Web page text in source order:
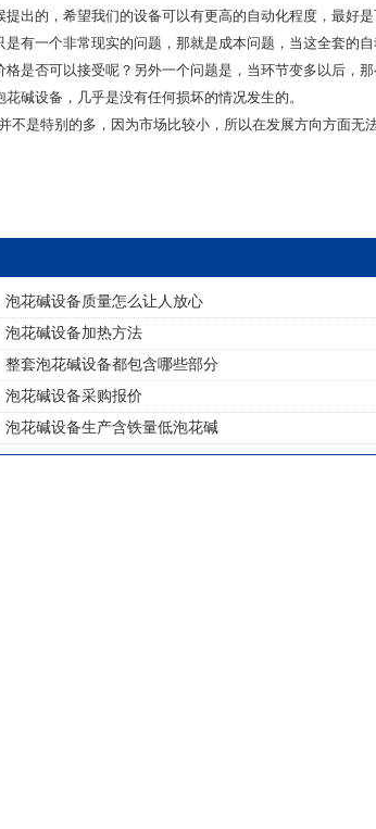
出的，希望我们的设备可以有更高的自动化程度，最好
有一个非常现实的问题，那就是成本问题，当这全套的自
是否可以接受呢？另外一个问题是，当环节变多以后，
碱设备，几乎是没有任何损坏的情况发生的。
是特别的多，因为市场比较小，所以在发展方向方面无
泡花碱设备质量怎么让人放心
泡花碱设备加热方法
整套泡花碱设备都包含哪些部分
泡花碱设备采购报价
泡花碱设备生产含铁量低泡花碱